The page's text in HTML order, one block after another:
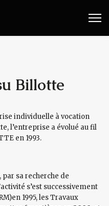
Bois
Billotte
individuelle à vocation
l’entreprise a évolué au fil
en 1993.
sa recherche de
s’est successivement
1995, les Travaux